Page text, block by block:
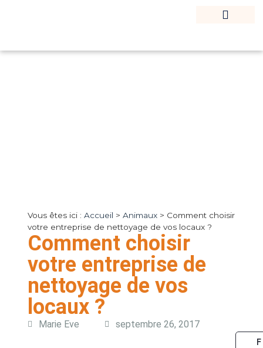
Vous êtes ici : Accueil > Animaux> Comment choisir
votre entreprise de nettoyage de vos locaux ?
Comment choisir
votre entreprise de
nettoyage de vos
locaux ?
Marie Eve septembre 26, 2017
F